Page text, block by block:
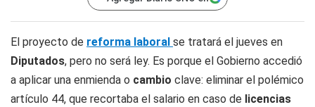
El proyecto de reforma laboral se tratará el jueves en
Diputados, pero no será ley. Es porque el Gobierno accedió
a aplicar una enmienda o cambio clave: eliminar el polémico
artículo 44, que recortaba el salario en caso de licencias